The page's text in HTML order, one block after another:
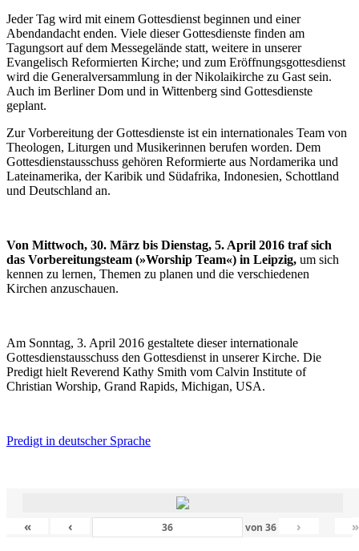
Jeder Tag wird mit einem Gottesdienst beginnen und einer
Abendandacht enden. Viele dieser Gottesdienste finden am
Tagungsort auf dem Messegelände statt, weitere in unserer
Evangelisch Reformierten Kirche; und zum Eröffnungsgottesdienst
wird die Generalversammlung in der Nikolaikirche zu Gast sein.
Auch im Berliner Dom und in Wittenberg sind Gottesdienste
geplant.
Zur Vorbereitung der Gottesdienste ist ein internationales Team von
Theologen, Liturgen und Musikerinnen berufen worden. Dem
Gottesdienstausschuss gehören Reformierte aus Nordamerika und
Lateinamerika, der Karibik und Südafrika, Indonesien, Schottland
und Deutschland an.
Von Mittwoch, 30. März bis Dienstag, 5. April 2016 traf sich
das Vorbereitungsteam (»Worship Team«) in Leipzig, um sich
kennen zu lernen, Themen zu planen und die verschiedenen
Kirchen anzuschauen.
Am Sonntag, 3. April 2016 gestaltete dieser internationale
Gottesdienstausschuss den Gottesdienst in unserer Kirche. Die
Predigt hielt Reverend Kathy Smith vom Calvin Institute of
Christian Worship, Grand Rapids, Michigan, USA.
Predigt in deutscher Sprache
« ‹ von36 › »